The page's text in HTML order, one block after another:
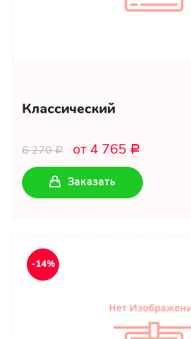
Классический
6 270Р от 4 765 Р
Заказать
-14%